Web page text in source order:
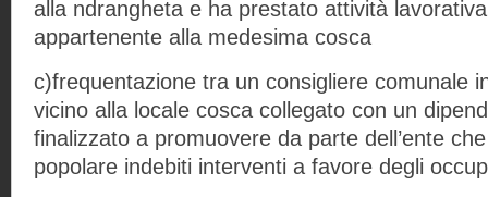
alla ndrangheta e ha prestato attività
appartenente alla medesima cosca
c)frequentazione tra un consigliere comunale
vicino alla locale cosca collegato con un
finalizzato a promuovere da parte dell’ente
popolare indebiti interventi a favore degli